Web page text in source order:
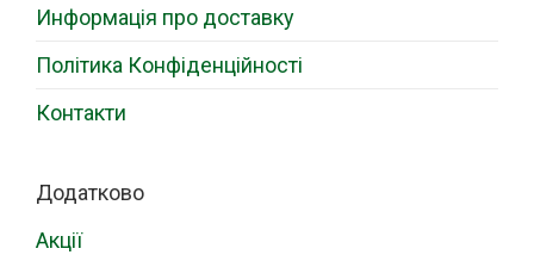
Информація про доставку
Політика Конфіденційності
Контакти
Додатково
Акції